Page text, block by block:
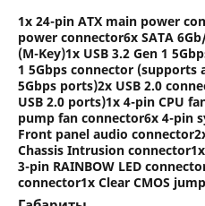
1x 24-pin ATX main power
power connector6x SATA
(M-Key)1x USB 3.2 Gen 1
1 5Gbps connector (supports
5Gbps ports)2x USB 2.0
USB 2.0 ports)1x 4-pin CPU
pump fan connector6x 4-pin
Front panel audio
Chassis Intrusion
3-pin RAINBOW LED
connector1x Clear CMOS